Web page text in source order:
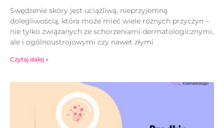
Swędzenie skóry jest uciążliwą, nieprzyjemną
dolegliwością, która może mieć wiele różnych przyczyn –
nie tylko związanych ze schorzeniami dermatologicznymi,
ale i ogólnoustrojowymi czy nawet złymi
Czytaj dalej »